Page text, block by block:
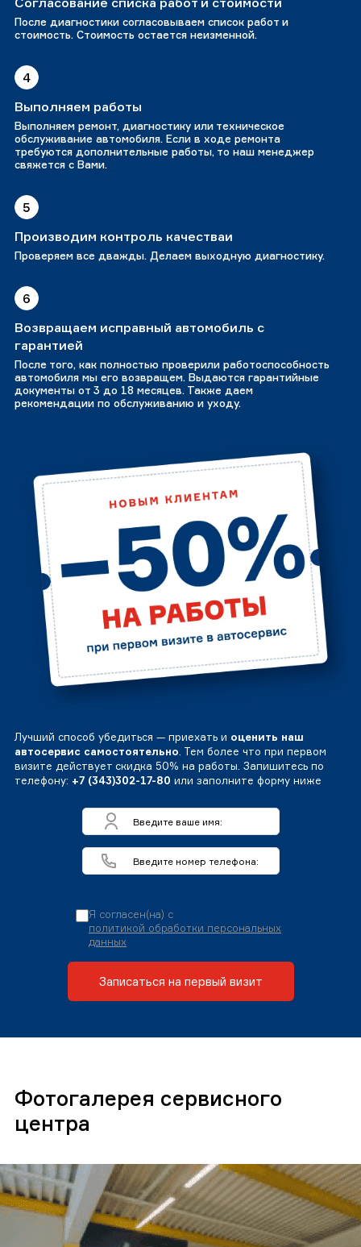
После диагностики согласовываем список работ и
стоимость. Стоимость остается неизменной.
4
Выполняем работы
Выполняем ремонт, диагностику или техническое
обслуживание автомобиля. Если в ходе ремонта
требуются дополнительные работы, то наш менеджер
свяжется с Вами.
5
Производим контроль качестваи
Проверяем все дважды. Делаем выходную диагностику.
6
Возвращаем исправный автомобиль с
гарантией
После того, как полностью проверили работоспособность
автомобиля мы его возвращем. Выдаются гарантийные
документы от 3 до 18 месяцев. Также даем
рекомендации по обслуживанию и уходу.
Лучший способ убедиться — приехать и оценить наш
автосервис самостоятельно. Тем более что при первом
визите действует скидка 50% на работы. Запишитесь по
телефону: +7 (343)302-17-80 или заполните форму ниже
Я согласен(на) с
политикой обработки персональных
данных
Записаться на первый визит
Фотогалерея сервисного
центра